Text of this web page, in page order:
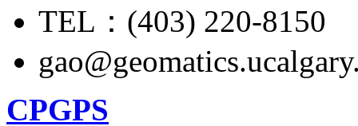
TEL：(403) 220-8150
CPGPS